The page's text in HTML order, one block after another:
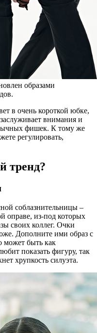
образами
в очень короткой юбке,
внимания и
фишек. К тому же
регулировать,
тренд?
соблазнительницы –
оправе, из-под которых
своих коллег. Очки
Дополните ими образ с
быть как
показать фигуру, так
хрупкость силуэта.